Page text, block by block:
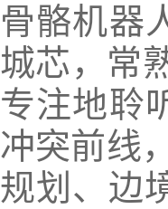
骨骼机器
城芯，常
专注地聆
冲突前线
规划、边